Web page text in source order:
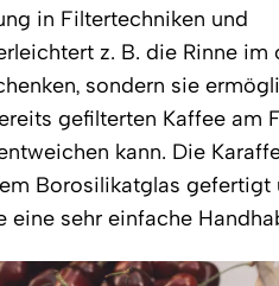
in Filtertechniken und
z. B. die Rinne im
sondern sie
gefilterten Kaffee am
kann. Die
Borosilikatglas
eine sehr einfache